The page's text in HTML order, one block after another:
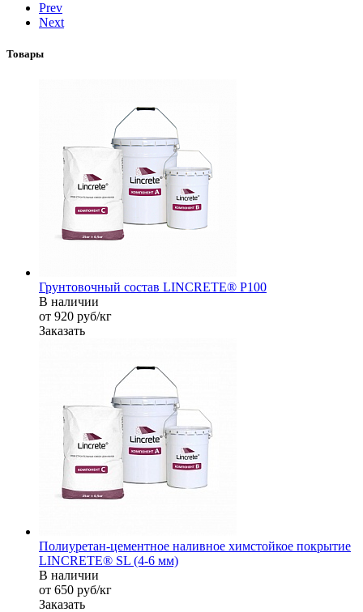
Prev
Next
Товары
Грунтовочный состав LINCRETE® P100
В наличии
от 920 руб/кг
Заказать
Полиуретан-цементное наливное химстойкое покрытие
LINCRETE® SL (4-6 мм)
В наличии
от 650 руб/кг
Заказать